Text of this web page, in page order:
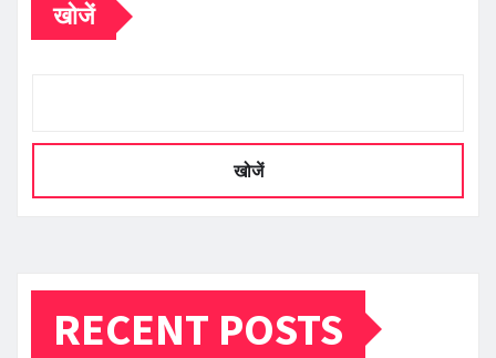
खोजें
खोजें
RECENT POSTS